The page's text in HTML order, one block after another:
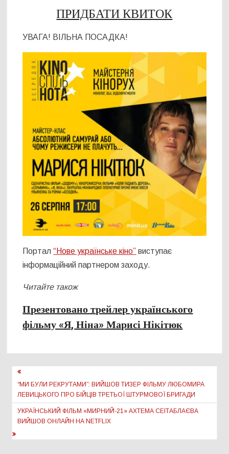
ПРИДБАТИ КВИТОК
УВАГА! ВІЛЬНА ПОСАДКА!
Портал“Нове українське кіно” виступає
інформаційний партнером заходу.
Читайте також
Презентовано трейлер українського
фільму «Я, Ніна» Марисі Нікітюк
Навігація
записів
“МИ БУЛИ РЕКРУТАМИ”: ВИЙШОВ ТИЗЕР ФІЛЬМУ ЛЮБОМИРА
ЛЕВИЦЬКОГО ПРО БІЙЦІВ ТРЕТЬОЇ ШТУРМОВОЇ БРИГАДИ
УКРАЇНСЬКИЙ ФІЛЬМ «МИРНИЙ-21» АХТЕМА СЕІТАБЛАЄВА
ВИЙШОВ ОНЛАЙН НА NETFLIX